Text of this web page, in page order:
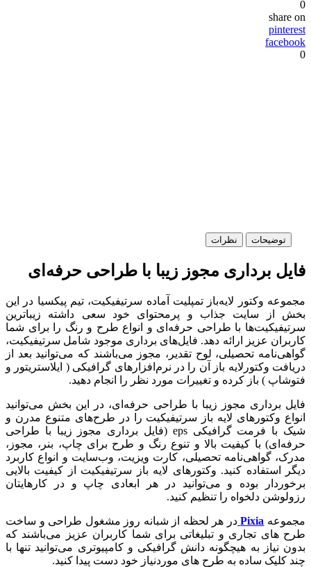
0
share on
pinterest
facebook
0
توضیحات نظرات
فایل برداری مجوز زیبا با طراحی حرفه‌ای
مجموعه وکتور لایه‌باز تمپلیت آماده سرتیفیکیت، تیم پیکسیا در این
بخش از سایت جذاب و پرمحتوای خود سعی داشته زیباترین
سرتیفیکیت‌ها با طراحی حرفه‌ای و انواع طرح و رنگ را برای شما
کاربران عزیز ارائه دهد. فایل‌های برداری موجود شامل سرتیفیکیت،
گواهی‌نامه تحصیلی، لوح تقدیر، مجوز می‌باشند که می‌توانید بعد از
دریافت وکتورلایه باز آن را در نرم‌افزارهای گرافیکی ( ایلاستریتور و
فتوشاپ ) باز کرده و تغییرات مورد نظر را انجام دهید.
فایل برداری مجوز زیبا با طراحی حرفه‌ای، در این بخش می‌توانید
انواع وکتورهای لایه باز سرتیفیکیت را در طرح‌های متنوع مدرن و
شیک با فرمت گرافیکی eps (فایل برداری مجوز زیبا با طراحی
حرفه‌ای) با کیفیت بالا و تنوع رنگ و طرح برای چاپ، بنر، مجوز،
مدرک، گواهی‌نامه تحصیلی، کارت ویزیت، وب‌سایت و انواع کاربرد
دیگر استفاده کنید. وکتورهای لایه باز سرتیفیکیت از کیفیت بالایی
برخوردار بوده و می‌توانید در هر ابعادی چاپ و در کارهایتان
رزولوشن دلخواه را تنظیم کنید.
مجموعه Pixia در هر لحظه از شبانه روز مشغول طراحی و ساخت
طرح های تجاری و تبلیغاتی برای شما کاربران عزیز می‌باشند که
بدون نیاز به هیچگونه دانش گرافیکی و کامپیوتری می‌توانید تنها با
چند کلیک ساده به طرح های موردنیاز خود دست پیدا کنید.